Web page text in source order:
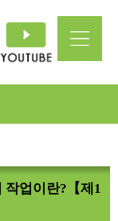
업이란?【제1